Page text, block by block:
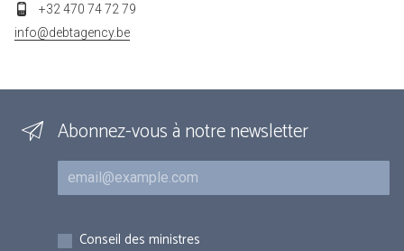
+32 470 74 72 79
info@debtagency.be
Abonnez-vous à notre newsletter
Courriel
Inscriptions
Conseil des ministres